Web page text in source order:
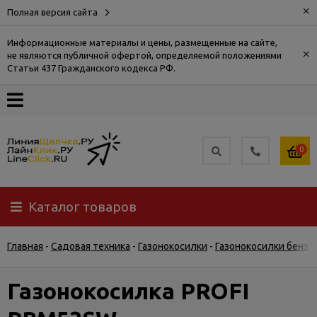
Полная версия сайта ×
Информационные материалы и цены, размещенные на сайте,
не являются публичной офертой, определяемой положениями
Статьи 437 Гражданского кодекса РФ.
×
О
Доставка
Самовывоз
Гарантия
0
Каталог товаров
Главная - Садовая техника - Газонокосилки - Газонокосилки
Газонокосилка PROFI